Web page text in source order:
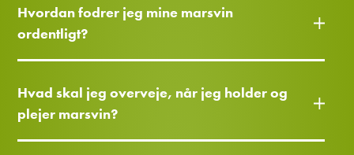
Hvordan fodrer jeg mine marsvin
ordentligt?
Hvad skal jeg overveje, når jeg holder og
plejer marsvin?